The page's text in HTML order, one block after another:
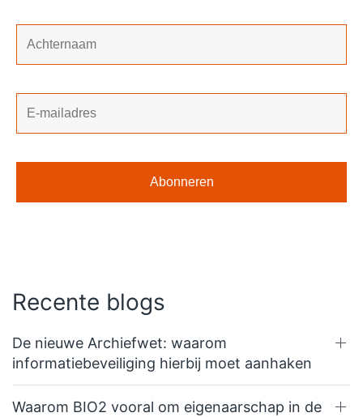
Recente blogs
De nieuwe Archiefwet: waarom
informatiebeveiliging hierbij moet aanhaken
Waarom BIO2 vooral om eigenaarschap in de